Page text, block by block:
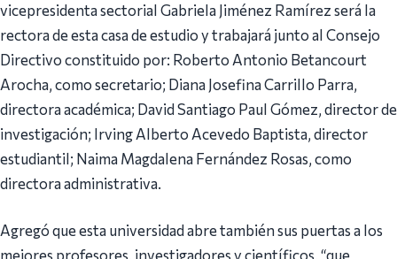
vicepresidenta sectorial Gabriela Jiménez Ramírez será la
rectora de esta casa de estudio y trabajará junto al Consejo
Directivo constituido por: Roberto Antonio Betancourt
Arocha, como secretario; Diana Josefina Carrillo Parra,
directora académica; David Santiago Paul Gómez, director de
investigación; Irving Alberto Acevedo Baptista, director
estudiantil; Naima Magdalena Fernández Rosas, como
directora administrativa.
Agregó que esta universidad abre también sus puertas a los
mejores profesores, investigadores y científicos, “que